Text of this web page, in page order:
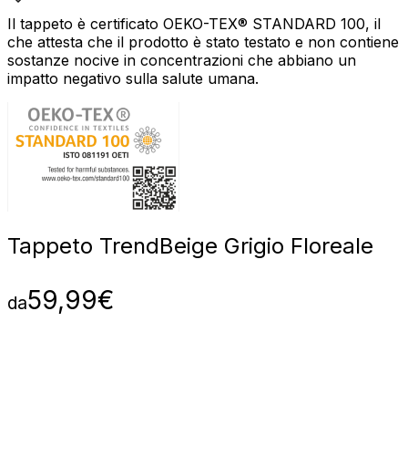
Il tappeto è certificato OEKO-TEX® STANDARD 100, il
che attesta che il prodotto è stato testato e non contiene
sostanze nocive in concentrazioni che abbiano un
impatto negativo sulla salute umana.
Tappeto TrendBeige Grigio Floreale
da59,99€